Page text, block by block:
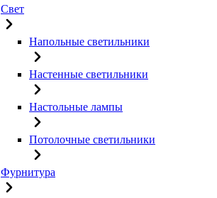
Свет
Напольные светильники
Настенные светильники
Настольные лампы
Потолочные светильники
Фурнитура